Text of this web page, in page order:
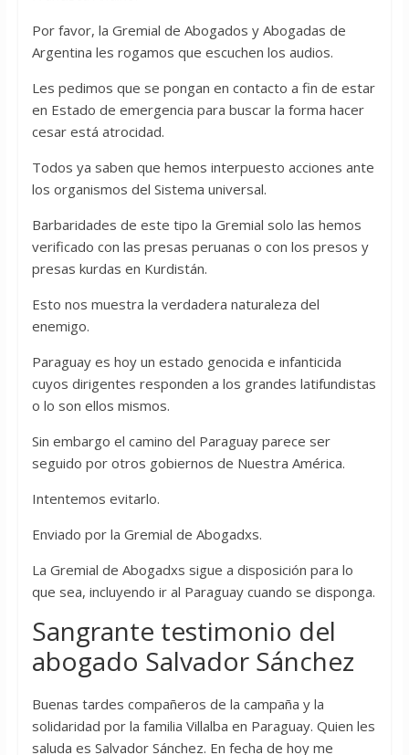
Por favor, la Gremial de Abogados y Abogadas de
Argentina les rogamos que escuchen los audios.
Les pedimos que se pongan en contacto a fin de estar
en Estado de emergencia para buscar la forma hacer
cesar está atrocidad.
Todos ya saben que hemos interpuesto acciones ante
los organismos del Sistema universal.
Barbaridades de este tipo la Gremial solo las hemos
verificado con las presas peruanas o con los presos y
presas kurdas en Kurdistán.
Esto nos muestra la verdadera naturaleza del
enemigo.
Paraguay es hoy un estado genocida e infanticida
cuyos dirigentes responden a los grandes latifundistas
o lo son ellos mismos.
Sin embargo el camino del Paraguay parece ser
seguido por otros gobiernos de Nuestra América.
Intentemos evitarlo.
Enviado por la Gremial de Abogadxs.
La Gremial de Abogadxs sigue a disposición para lo
que sea, incluyendo ir al Paraguay cuando se disponga.
Sangrante testimonio del
abogado Salvador Sánchez
Buenas tardes compañeros de la campaña y la
solidaridad por la familia Villalba en Paraguay. Quien les
saluda es Salvador Sánchez. En fecha de hoy me